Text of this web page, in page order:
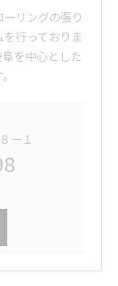
リングの張り
行っておりま
を中心とした
ー１